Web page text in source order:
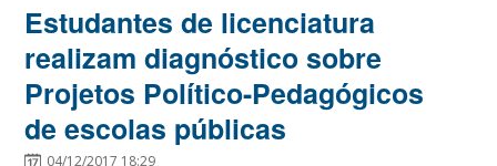
Estudantes de licenciatura
realizam diagnóstico sobre
Projetos Político-Pedagógicos
de escolas públicas
04/12/2017 18:29